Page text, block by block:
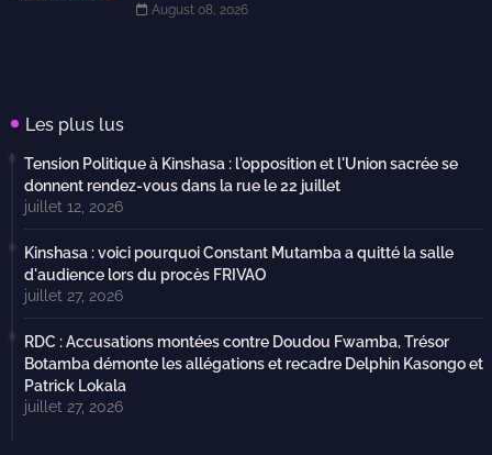
August 08, 2026
Les plus lus
Tension Politique à Kinshasa : l'opposition et l'Union sacrée se
donnent rendez-vous dans la rue le 22 juillet
juillet 12, 2026
Kinshasa : voici pourquoi Constant Mutamba a quitté la salle
d'audience lors du procès FRIVAO
juillet 27, 2026
RDC : Accusations montées contre Doudou Fwamba, Trésor
Botamba démonte les allégations et recadre Delphin Kasongo et
Patrick Lokala
juillet 27, 2026